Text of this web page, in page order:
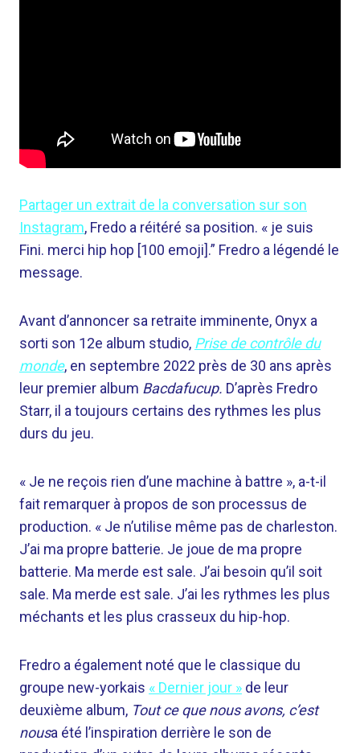
Partager un extrait de la conversation sur son
Instagram, Fredo a réitéré sa position. « je suis
Fini. merci hip hop [100 emoji].” Fredro a légendé le
message.
Avant d’annoncer sa retraite imminente, Onyx a
sorti son 12e album studio, Prise de contrôle du
monde, en septembre 2022 près de 30 ans après
leur premier album Bacdafucup. D’après Fredro
Starr, il a toujours certains des rythmes les plus
durs du jeu.
« Je ne reçois rien d’une machine à battre », a-t-il
fait remarquer à propos de son processus de
production. « Je n’utilise même pas de charleston.
J’ai ma propre batterie. Je joue de ma propre
batterie. Ma merde est sale. J’ai besoin qu’il soit
sale. Ma merde est sale. J’ai les rythmes les plus
méchants et les plus crasseux du hip-hop.
Fredro a également noté que le classique du
groupe new-yorkais « Dernier jour » de leur
deuxième album, Tout ce que nous avons, c’est
nousa été l’inspiration derrière le son de